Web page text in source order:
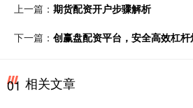
上一篇： 期货配资开户步骤解析
下一篇： 创赢盘配资平台，安全高效杠杆
01 相关文章